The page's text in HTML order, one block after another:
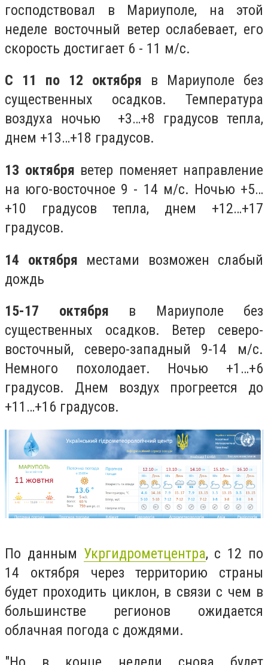
господствовал в Мариуполе, на этой
неделе восточный ветер ослабевает, его
скорость достигает 6 - 11 м/с.
С 11 по 12 октября в Мариуполе без
существенных осадков. Температура
воздуха ночью +3…+8 градусов тепла,
днем +13…+18 градусов.
13 октября ветер поменяет направление
на юго-восточное 9 - 14 м/с. Ночью +5…
+10 градусов тепла, днем +12…+17
градусов.
14 октября местами возможен слабый
дождь
15-17 октября в Мариуполе без
существенных осадков. Ветер северо-
восточный, северо-западный 9-14 м/с.
Немного похолодает. Ночью +1…+6
градусов. Днем воздух прогреется до
+11…+16 градусов.
По данным Укргидрометцентра, с 12 по
14 октября через территорию страны
будет проходить циклон, в связи с чем в
большинстве регионов ожидается
облачная погода с дождями.